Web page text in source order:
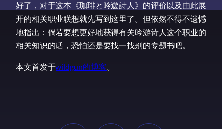
好了，对于这本《珈琲と吟遊詩人》的评价以及由此展
开的相关职业联想就先写到这里了。但依然不得不遗憾
地指出：倘若要想更好地获得有关吟游诗人这个职业的
相关知识的话，恐怕还是要找一找别的专题书吧。
本文首发于wildgun的博客。